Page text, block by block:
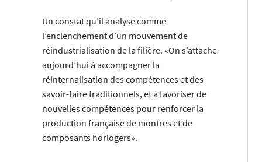
Un constat qu’il analyse comme
l’enclenchement d’un mouvement de
réindustrialisation de la filière. «On s’attache
aujourd’hui à accompagner la
réinternalisation des compétences et des
savoir-faire traditionnels, et à favoriser de
nouvelles compétences pour renforcer la
production française de montres et de
composants horlogers».